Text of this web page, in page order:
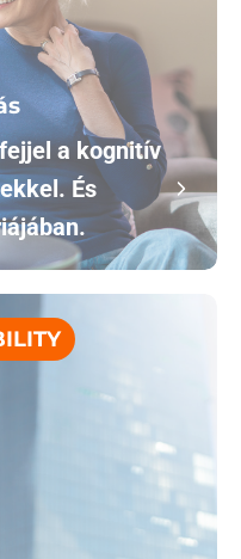
a kognitív
És
– für alle,